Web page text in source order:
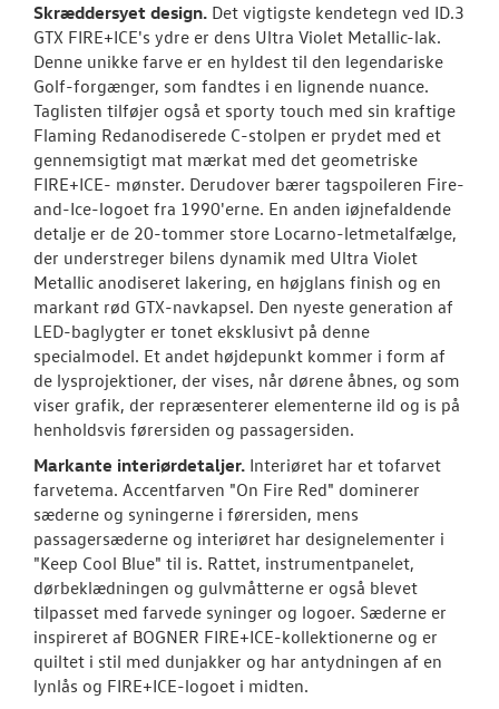
Skræddersyet design. Det vigtigste kendetegn ved ID.3
GTX FIRE+ICE's ydre er dens Ultra Violet Metallic-lak.
Denne unikke farve er en hyldest til den legendariske
Golf-forgænger, som fandtes i en lignende nuance.
Taglisten tilføjer også et sporty touch med sin kraftige
Flaming Redanodiserede C-stolpen er prydet med et
gennemsigtigt mat mærkat med det geometriske
FIRE+ICE- mønster. Derudover bærer tagspoileren Fire-
and-Ice-logoet fra 1990'erne. En anden iøjnefaldende
detalje er de 20-tommer store Locarno-letmetalfælge,
der understreger bilens dynamik med Ultra Violet
Metallic anodiseret lakering, en højglans finish og en
markant rød GTX-navkapsel. Den nyeste generation af
LED-baglygter er tonet eksklusivt på denne
specialmodel. Et andet højdepunkt kommer i form af
de lysprojektioner, der vises, når dørene åbnes, og som
viser grafik, der repræsenterer elementerne ild og is på
henholdsvis førersiden og passagersiden.
Markante interiørdetaljer. Interiøret har et tofarvet
farvetema. Accentfarven "On Fire Red" dominerer
sæderne og syningerne i førersiden, mens
passagersæderne og interiøret har designelementer i
"Keep Cool Blue" til is. Rattet, instrumentpanelet,
dørbeklædningen og gulvmåtterne er også blevet
tilpasset med farvede syninger og logoer. Sæderne er
inspireret af BOGNER FIRE+ICE-kollektionerne og er
quiltet i stil med dunjakker og har antydningen af en
lynlås og FIRE+ICE-logoet i midten.